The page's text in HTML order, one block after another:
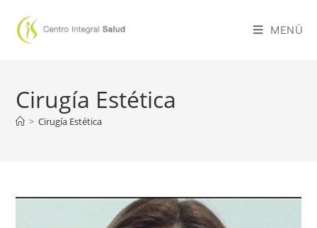
MENÚ
Cirugía Estética
> Cirugía Estética